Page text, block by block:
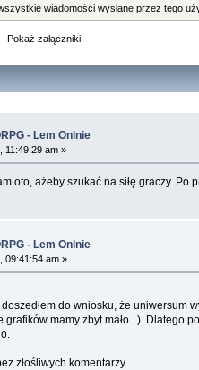
wiadomości wysłane przez tego
Pokaż załączniki
- Lem Onlnie
11:49:29 am »
oto, ażeby szukać na siłę graczy.
- Lem Onlnie
09:41:54 am »
do wniosku, że
grafików mamy zbyt mało...).
złośliwych komentarzy...